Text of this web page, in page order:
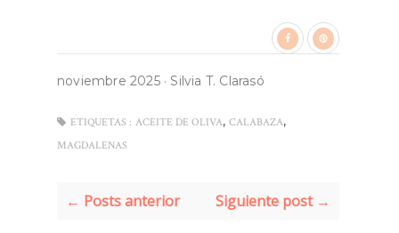
noviembre 2025· Silvia T. Clarasó
ETIQUETAS : ACEITE DE OLIVA, CALABAZA,
MAGDALENAS
← Posts anterior Siguiente post →